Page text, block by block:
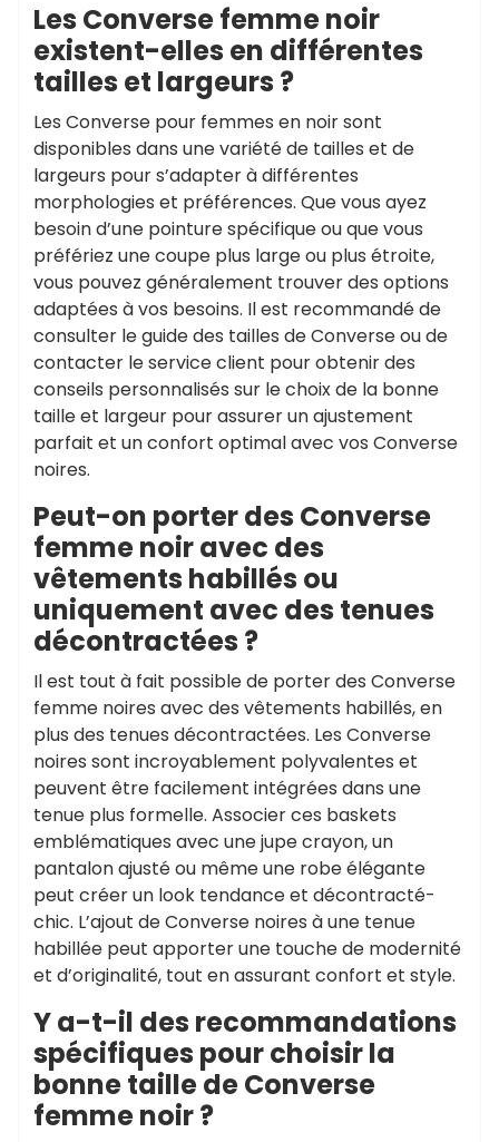
Les Converse femme noir
existent-elles en différentes
tailles et largeurs ?
Les Converse pour femmes en noir sont
disponibles dans une variété de tailles et de
largeurs pour s’adapter à différentes
morphologies et préférences. Que vous ayez
besoin d’une pointure spécifique ou que vous
préfériez une coupe plus large ou plus étroite,
vous pouvez généralement trouver des options
adaptées à vos besoins. Il est recommandé de
consulter le guide des tailles de Converse ou de
contacter le service client pour obtenir des
conseils personnalisés sur le choix de la bonne
taille et largeur pour assurer un ajustement
parfait et un confort optimal avec vos Converse
noires.
Peut-on porter des Converse
femme noir avec des
vêtements habillés ou
uniquement avec des tenues
décontractées ?
Il est tout à fait possible de porter des Converse
femme noires avec des vêtements habillés, en
plus des tenues décontractées. Les Converse
noires sont incroyablement polyvalentes et
peuvent être facilement intégrées dans une
tenue plus formelle. Associer ces baskets
emblématiques avec une jupe crayon, un
pantalon ajusté ou même une robe élégante
peut créer un look tendance et décontracté-
chic. L’ajout de Converse noires à une tenue
habillée peut apporter une touche de modernité
et d’originalité, tout en assurant confort et style.
Y a-t-il des recommandations
spécifiques pour choisir la
bonne taille de Converse
femme noir ?